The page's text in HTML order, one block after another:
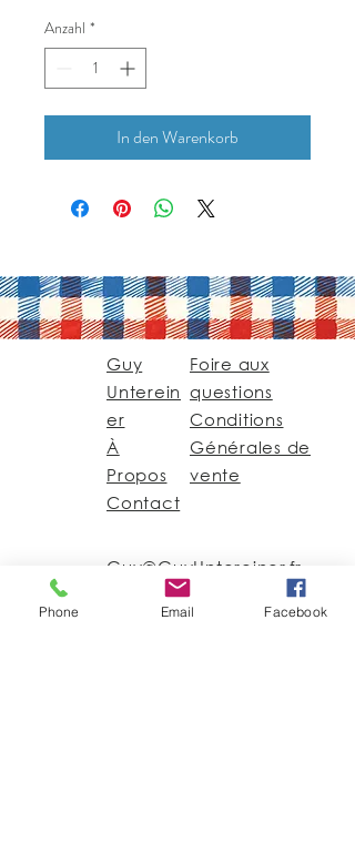
Anzahl *
In den Warenkorb
Guy
Unterein
er
À
Propos
Contact
Foire aux
questions
Conditions
Générales de
vente
Guy@GuyUntereiner.fr
8 rue du Général
Leclerc
Phone Email Facebook